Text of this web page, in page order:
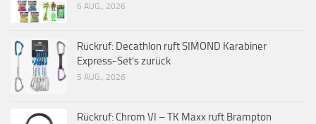
6 AUG., 2026
Rückruf: Decathlon ruft SIMOND Karabiner
Express-Set’s zurück
5 AUG., 2026
Rückruf: Chrom VI – TK Maxx ruft Brampton